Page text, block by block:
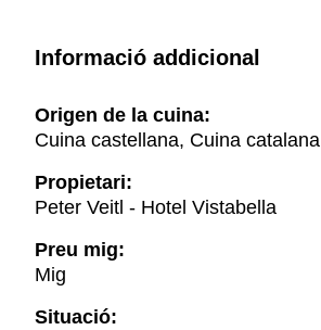
Informació addicional
Origen de la cuina:
Cuina castellana, Cuina catalana
Propietari:
Peter Veitl - Hotel Vistabella
Preu mig:
Mig
Situació: